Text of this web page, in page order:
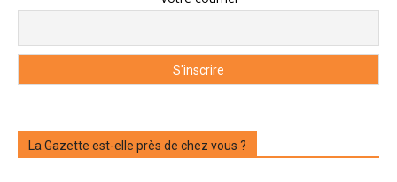
La Gazette est-elle près de chez vous ?